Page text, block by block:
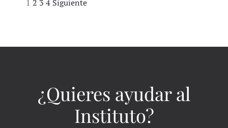
Navegación
entradas
1 2 3 4 Siguiente
¿Quieres ayudar al
Instituto?